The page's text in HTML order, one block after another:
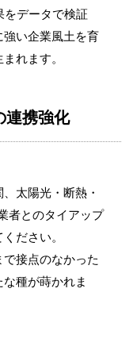
をデータで検証
強い企業風土を育
れます。
連携強化
太陽光・断熱・
者とのタイアップ
ださい。
接点のなかった
種が蒔かれま